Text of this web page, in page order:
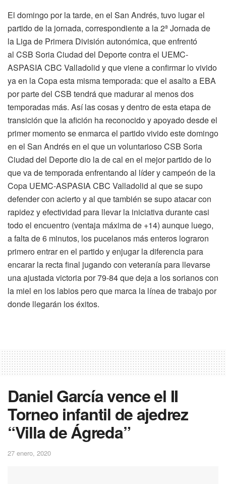
El domingo por la tarde, en el San Andrés, tuvo lugar el
partido de la jornada, correspondiente a la 2ª Jornada de
la Liga de Primera División autonómica, que enfrentó
al CSB Soria Ciudad del Deporte contra el UEMC-
ASPASIA CBC Valladolid y que viene a confirmar lo vivido
ya en la Copa esta misma temporada: que el asalto a EBA
por parte del CSB tendrá que madurar al menos dos
temporadas más. Así las cosas y dentro de esta etapa de
transición que la afición ha reconocido y apoyado desde el
primer momento se enmarca el partido vivido este domingo
en el San Andrés en el que un voluntarioso CSB Soria
Ciudad del Deporte dio la de cal en el mejor partido de lo
que va de temporada enfrentando al líder y campeón de la
Copa UEMC-ASPASIA CBC Valladolid al que se supo
defender con acierto y al que también se supo atacar con
rapidez y efectividad para llevar la iniciativa durante casi
todo el encuentro (ventaja máxima de +14) aunque luego,
a falta de 6 minutos, los pucelanos más enteros lograron
primero entrar en el partido y enjugar la diferencia para
encarar la recta final jugando con veteranía para llevarse
una ajustada victoria por 79-84 que deja a los sorianos con
la miel en los labios pero que marca la línea de trabajo por
donde llegarán los éxitos.
Daniel García vence el II
Torneo infantil de ajedrez
“Villa de Ágreda”
27 enero, 2020